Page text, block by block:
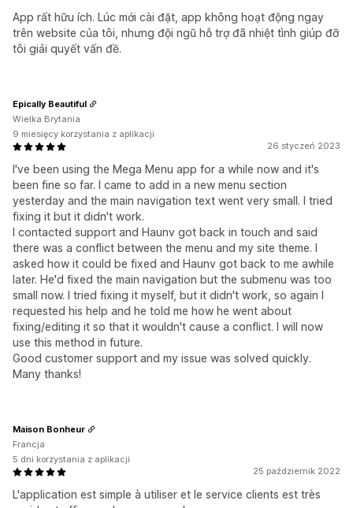
App rất hữu ích. Lúc mới cài đặt, app không hoạt động ngay
trên website của tôi, nhưng đội ngũ hỗ trợ đã nhiệt tình giúp đỡ
tôi giải quyết vấn đề.
26 styczeń 2023
I've been using the Mega Menu app for a while now and it's
been fine so far. I came to add in a new menu section
yesterday and the main navigation text went very small. I tried
fixing it but it didn't work.
I contacted support and Haunv got back in touch and said
there was a conflict between the menu and my site theme. I
asked how it could be fixed and Haunv got back to me awhile
later. He'd fixed the main navigation but the submenu was too
small now. I tried fixing it myself, but it didn't work, so again I
requested his help and he told me how he went about
fixing/editing it so that it wouldn't cause a conflict. I will now
use this method in future.
Good customer support and my issue was solved quickly.
Many thanks!
Epically Beautiful
Wielka Brytania
9 miesięcy korzystania z aplikacji
25 październik 2022
L'application est simple à utiliser et le service clients est très
Maison Bonheur
Francja
5 dni korzystania z aplikacji